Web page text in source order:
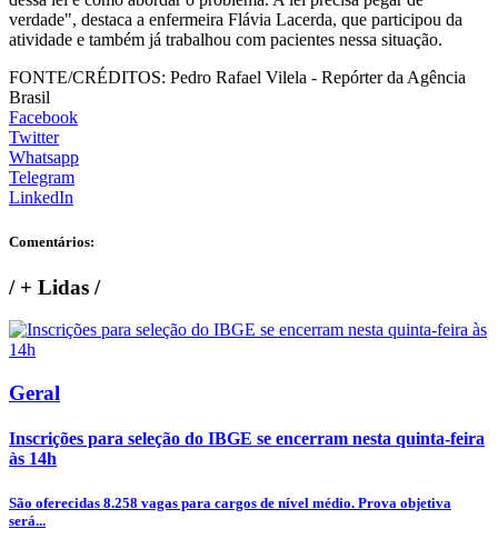
verdade", destaca a enfermeira Flávia Lacerda, que participou da
atividade e também já trabalhou com pacientes nessa situação.
FONTE/CRÉDITOS: Pedro Rafael Vilela - Repórter da Agência
Brasil
Facebook
Twitter
Whatsapp
Telegram
LinkedIn
Comentários:
/+ Lidas /
Geral
Inscrições para seleção do IBGE se encerram nesta quinta-feira
às 14h
São oferecidas 8.258 vagas para cargos de nível médio. Prova objetiva
será...